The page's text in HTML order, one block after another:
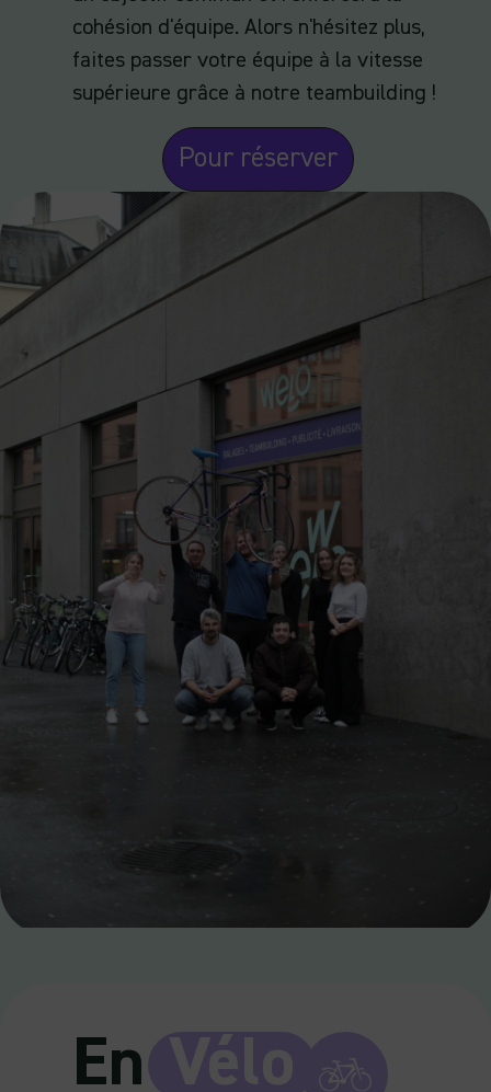
cohésion d'équipe. Alors n'hésitez plus,
faites passer votre équipe à la vitesse
supérieure grâce à notre teambuilding !
Pour réserver
EnVélo